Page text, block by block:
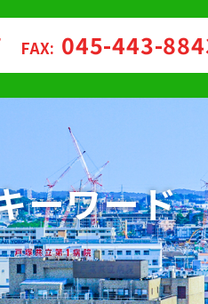
FAX: 045-443-
ーワード